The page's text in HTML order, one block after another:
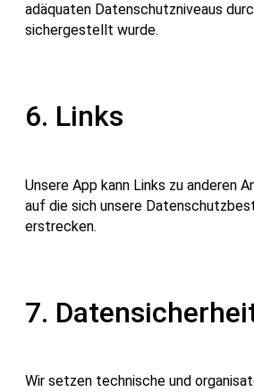
adäquaten Datenschutzniveaus
sichergestellt wurde.
6. Links
Unsere App kann Links zu anderen
auf die sich unsere
erstrecken.
7.
Wir setzen technische und